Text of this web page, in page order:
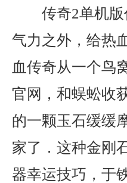
传奇2单机
气力之外，给热
血传奇从一个鸟
官网，和蜈蚣收
的一颗玉石缓缓
家了．这种金刚
器幸运技巧，于